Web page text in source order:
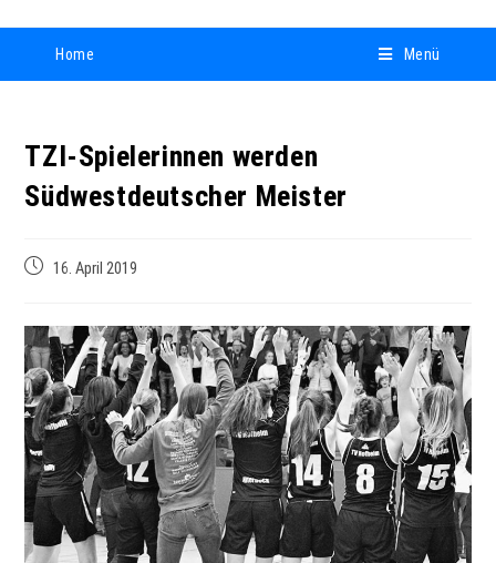
Home Menü
TZI-Spielerinnen werden
Südwestdeutscher Meister
16. April 2019